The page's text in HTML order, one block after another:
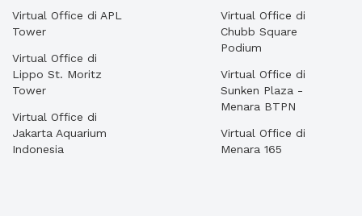
Virtual Office di APL
Tower
Virtual Office di
Lippo St. Moritz
Tower
Virtual Office di
Jakarta Aquarium
Indonesia
Virtual Office di
Chubb Square
Podium
Virtual Office di
Sunken Plaza -
Menara BTPN
Virtual Office di
Menara 165